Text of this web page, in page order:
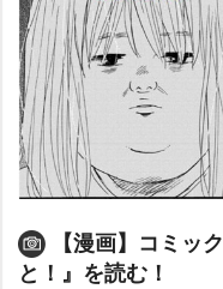
【漫画】コミッ
と！』を読む！